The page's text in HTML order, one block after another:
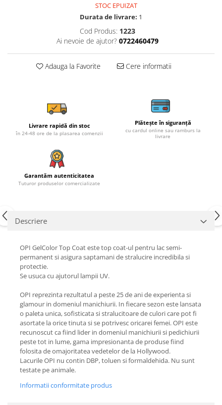
STOC EPUIZAT
Durata de livrare: 1
Cod Produs: 1223
Ai nevoie de ajutor? 0722460479
Adauga la Favorite Cere informatii
Livrare rapidă din stoc
în 24-48 ore de la plasarea comenzii
Plătește în siguranță
cu cardul online sau ramburs la
livrare
Garantăm autenticitatea
Tuturor produselor comercializate
Descriere
OPI GelColor Top Coat este top coat-ul pentru lac semi-
permanent si asigura saptamani de stralucire incredibila si
protectie.
Se usuca cu ajutorul lampii UV.
OPI reprezinta rezultatul a peste 25 de ani de experienta si
glamour in domeniul manichiurii. In fiecare sezon este lansata
o paleta unica, sofisticata si stralucitoare de culori care pot fi
asortate la orice tinuta si se potrivesc oricarei femei. OPI este
recunoscut ca fiind lider in domeniul manichiurii si pedichiurii
peste tot in lume, gama impresionanta de produse fiind
folosita de omajoritatea vedetelor de la Hollywood.
Lacurile OPI nu contin DBP, toluen si formaldehida. Nu sunt
testate pe animale.
Informatii conformitate produs